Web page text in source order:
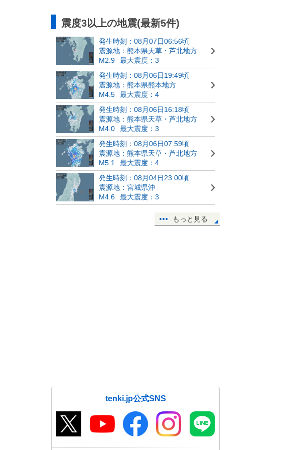
震度3以上の地震(最新5件)
発生時刻：08月07日06:56頃
震源地：熊本県天草・芦北地方
M2.9
最大震度：3
発生時刻：08月06日19:49頃
震源地：熊本県熊本地方
M4.5
最大震度：4
発生時刻：08月06日16:18頃
震源地：熊本県天草・芦北地方
M4.0
最大震度：3
発生時刻：08月06日07:59頃
震源地：熊本県天草・芦北地方
M5.1
最大震度：4
発生時刻：08月04日23:00頃
震源地：宮城県沖
M4.6
最大震度：3
もっと見る
tenki.jp公式SNS